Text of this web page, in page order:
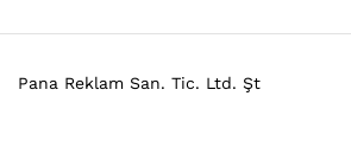
Pana Reklam San. Tic. Ltd. Şt